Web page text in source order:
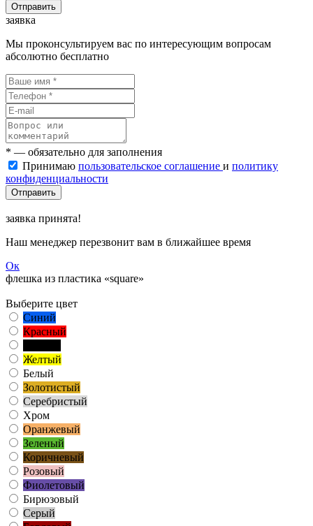
Отправить
заявка
Мы проконсультируем вас по интересующим вопросам
абсолютно бесплатно
* — обязательно для заполнения
Принимаю пользовательское соглашение и политику
конфиденциальности
Отправить
заявка принята!
Наш менеджер перезвонит вам в ближайшее время
Ок
флешка из пластика «square»
Выберите цвет
Синий
Красный
Желтый
Белый
Золотистый
Серебристый
Хром
Оранжевый
Зеленый
Коричневый
Розовый
Фиолетовый
Бирюзовый
Серый